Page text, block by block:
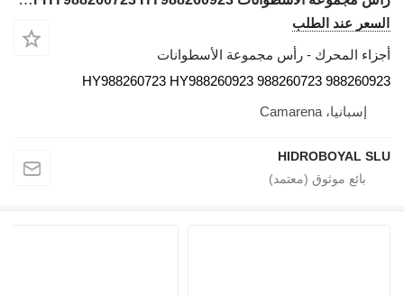
السعر عند الطلب
أجزاء المحرك - رأس مجموعة الأسطوانات
HY988260723 HY988260923 988260723 988260923
إسبانيا، Camarena
HIDROBOYAL SLU